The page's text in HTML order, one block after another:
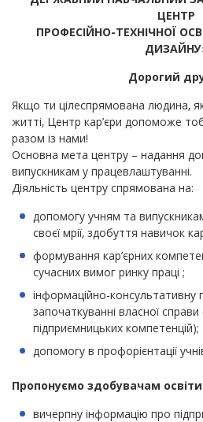
ЦЕНТР
ПРОФЕСІЙНО-ТЕХНІЧНОЇ
Дорогий
Якщо ти цілеспрямована людина,
житті, Центр кар’єри допоможе
разом із нами!
Основна мета центру – надання
випускникам у працевлаштуванні.
Діяльність центру спрямована на:
допомогу учням та
своєї мрії, здобуття навичок
формування кар’єрних
сучасних вимог ринку праці ;
інформаційно-консультативну
започаткуванні власної
підприємницьких компетенцій);
допомогу в профорієнтації
Пропонуємо здобувачам
вичерпну інформацію про